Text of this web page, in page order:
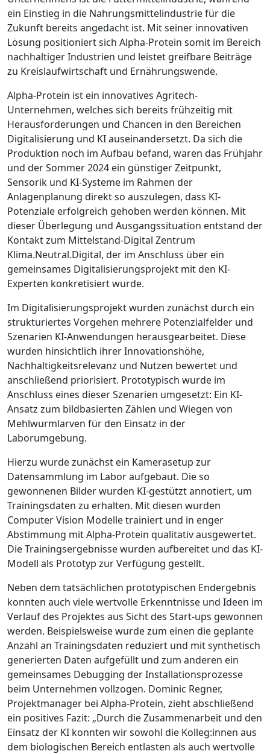
ein Einstieg in die Nahrungsmittelindustrie für die
Zukunft bereits angedacht ist. Mit seiner innovativen
Lösung positioniert sich Alpha-Protein somit im Bereich
nachhaltiger Industrien und leistet greifbare Beiträge
zu Kreislaufwirtschaft und Ernährungswende.
Alpha-Protein ist ein innovatives Agritech-
Unternehmen, welches sich bereits frühzeitig mit
Herausforderungen und Chancen in den Bereichen
Digitalisierung und KI auseinandersetzt. Da sich die
Produktion noch im Aufbau befand, waren das Frühjahr
und der Sommer 2024 ein günstiger Zeitpunkt,
Sensorik und KI-Systeme im Rahmen der
Anlagenplanung direkt so auszulegen, dass KI-
Potenziale erfolgreich gehoben werden können. Mit
dieser Überlegung und Ausgangssituation entstand der
Kontakt zum Mittelstand-Digital Zentrum
Klima.Neutral.Digital, der im Anschluss über ein
gemeinsames Digitalisierungsprojekt mit den KI-
Experten konkretisiert wurde.
Im Digitalisierungsprojekt wurden zunächst durch ein
strukturiertes Vorgehen mehrere Potenzialfelder und
Szenarien KI-Anwendungen herausgearbeitet. Diese
wurden hinsichtlich ihrer Innovationshöhe,
Nachhaltigkeitsrelevanz und Nutzen bewertet und
anschließend priorisiert. Prototypisch wurde im
Anschluss eines dieser Szenarien umgesetzt: Ein KI-
Ansatz zum bildbasierten Zählen und Wiegen von
Mehlwurmlarven für den Einsatz in der
Laborumgebung.
Hierzu wurde zunächst ein Kamerasetup zur
Datensammlung im Labor aufgebaut. Die so
gewonnenen Bilder wurden KI-gestützt annotiert, um
Trainingsdaten zu erhalten. Mit diesen wurden
Computer Vision Modelle trainiert und in enger
Abstimmung mit Alpha-Protein qualitativ ausgewertet.
Die Trainingsergebnisse wurden aufbereitet und das KI-
Modell als Prototyp zur Verfügung gestellt.
Neben dem tatsächlichen prototypischen Endergebnis
konnten auch viele wertvolle Erkenntnisse und Ideen im
Verlauf des Projektes aus Sicht des Start-ups gewonnen
werden. Beispielsweise wurde zum einen die geplante
Anzahl an Trainingsdaten reduziert und mit synthetisch
generierten Daten aufgefüllt und zum anderen ein
gemeinsames Debugging der Installationsprozesse
beim Unternehmen vollzogen. Dominic Regner,
Projektmanager bei Alpha-Protein, zieht abschließend
ein positives Fazit: „Durch die Zusammenarbeit und den
Einsatz der KI konnten wir sowohl die Kolleg:innen aus
dem biologischen Bereich entlasten als auch wertvolle